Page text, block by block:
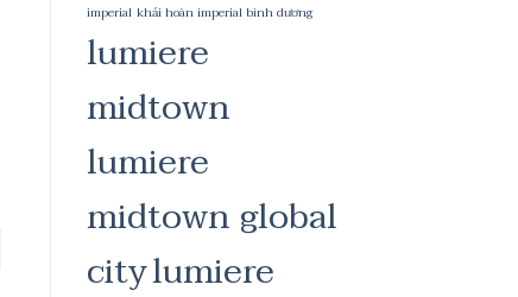
imperial khải hoàn imperial bình dương
lumiere
midtown
lumiere
midtown global
citylumiere